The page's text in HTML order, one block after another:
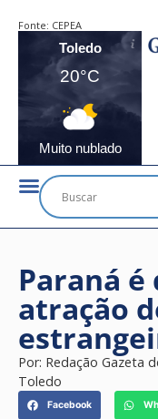
Fonte: CEPEA
Toledo
20°C
Muito nublado
Paraná é
atração
Por: Redação Gazeta
Toledo
Facebook